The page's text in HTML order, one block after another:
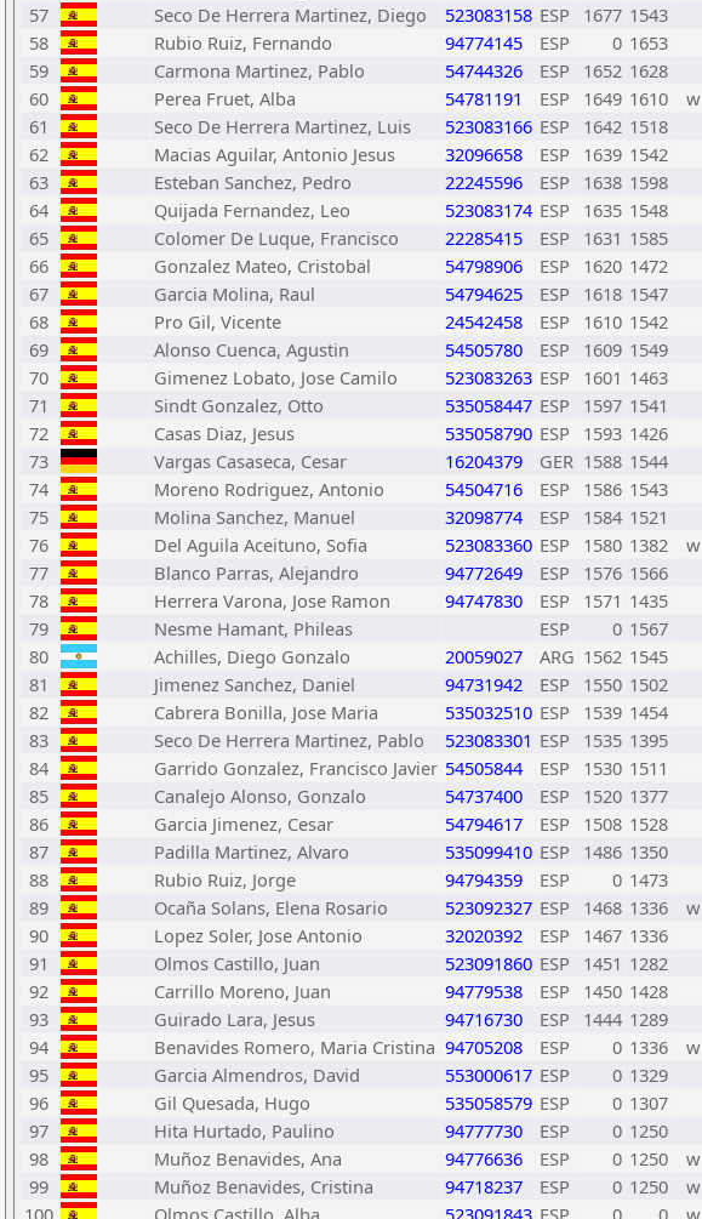
57
Seco De Herrera Martinez, Diego 523083158 ESP 1677 1543
58
Rubio Ruiz, Fernando 94774145 ESP 0 1653
59
Carmona Martinez, Pablo 54744326 ESP 1652 1628
60
Perea Fruet, Alba 54781191 ESP 1649 1610 w
61
Seco De Herrera Martinez, Luis 523083166 ESP 1642 1518
62
Macias Aguilar, Antonio Jesus 32096658 ESP 1639 1542
63
Esteban Sanchez, Pedro 22245596 ESP 1638 1598
64
Quijada Fernandez, Leo 523083174 ESP 1635 1548
65
Colomer De Luque, Francisco 22285415 ESP 1631 1585
66
Gonzalez Mateo, Cristobal 54798906 ESP 1620 1472
67
Garcia Molina, Raul 54794625 ESP 1618 1547
68
Pro Gil, Vicente 24542458 ESP 1610 1542
69
Alonso Cuenca, Agustin 54505780 ESP 1609 1549
70
Gimenez Lobato, Jose Camilo 523083263 ESP 1601 1463
71
Sindt Gonzalez, Otto 535058447 ESP 1597 1541
72
Casas Diaz, Jesus 535058790 ESP 1593 1426
73
Vargas Casaseca, Cesar 16204379 GER 1588 1544
74
Moreno Rodriguez, Antonio 54504716 ESP 1586 1543
75
Molina Sanchez, Manuel 32098774 ESP 1584 1521
76
Del Aguila Aceituno, Sofia 523083360 ESP 1580 1382 w
77
Blanco Parras, Alejandro 94772649 ESP 1576 1566
78
Herrera Varona, Jose Ramon 94747830 ESP 1571 1435
79
Nesme Hamant, Phileas ESP 0 1567
80
Achilles, Diego Gonzalo 20059027 ARG 1562 1545
81
Jimenez Sanchez, Daniel 94731942 ESP 1550 1502
82
Cabrera Bonilla, Jose Maria 535032510 ESP 1539 1454
83
Seco De Herrera Martinez, Pablo 523083301 ESP 1535 1395
84
Garrido Gonzalez, Francisco Javier 54505844 ESP 1530 1511
85
Canalejo Alonso, Gonzalo 54737400 ESP 1520 1377
86
Garcia Jimenez, Cesar 54794617 ESP 1508 1528
87
Padilla Martinez, Alvaro 535099410 ESP 1486 1350
88
Rubio Ruiz, Jorge 94794359 ESP 0 1473
89
Ocaña Solans, Elena Rosario 523092327 ESP 1468 1336 w
90
Lopez Soler, Jose Antonio 32020392 ESP 1467 1336
91
Olmos Castillo, Juan 523091860 ESP 1451 1282
92
Carrillo Moreno, Juan 94779538 ESP 1450 1428
93
Guirado Lara, Jesus 94716730 ESP 1444 1289
94
Benavides Romero, Maria Cristina 94705208 ESP 0 1336 w
95
Garcia Almendros, David 553000617 ESP 0 1329
96
Gil Quesada, Hugo 535058579 ESP 0 1307
97
Hita Hurtado, Paulino 94777730 ESP 0 1250
98
Muñoz Benavides, Ana 94776636 ESP 0 1250 w
99
Muñoz Benavides, Cristina 94718237 ESP 0 1250 w
100
Olmos Castillo, Alba 523091843 ESP 0 0 w